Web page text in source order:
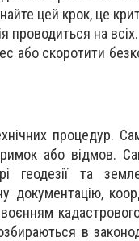
цей крок, це
проводиться на всіх.
або скоротити
процедур.
або відмов.
геодезії та
документацію,
в